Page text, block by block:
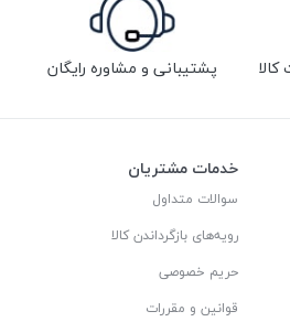
پشتیبانی و مشاوره رایگان
خدمات مشتریان
سوالات متداول
رویه‌های بازگرداندن کالا
حریم خصوصی
قوانین و مقررات